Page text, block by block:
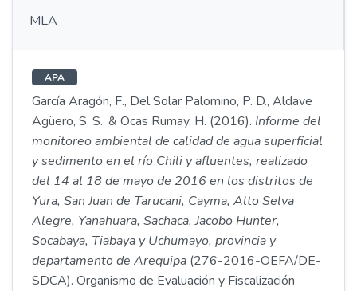
MLA
APA
García Aragón, F., Del Solar Palomino, P. D., Aldave
Agüero, S. S., & Ocas Rumay, H. (2016). Informe del
monitoreo ambiental de calidad de agua superficial
y sedimento en el río Chili y afluentes, realizado
del 14 al 18 de mayo de 2016 en los distritos de
Yura, San Juan de Tarucani, Cayma, Alto Selva
Alegre, Yanahuara, Sachaca, Jacobo Hunter,
Socabaya, Tiabaya y Uchumayo, provincia y
departamento de Arequipa (276-2016-OEFA/DE-
SDCA). Organismo de Evaluación y Fiscalización